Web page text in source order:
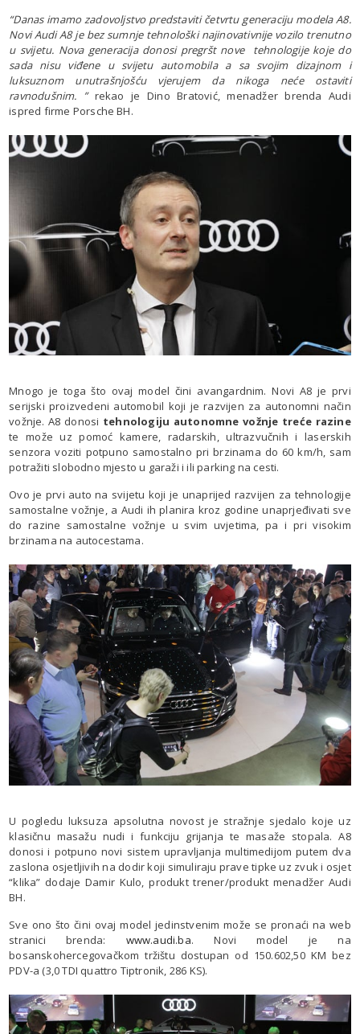
“Danas imamo zadovoljstvo predstaviti četvrtu generaciju modela A8.
Novi Audi A8 je bez sumnje tehnološki najinovativnije vozilo trenutno
u svijetu. Nova generacija donosi pregršt nove tehnologije koje do
sada nisu viđene u svijetu automobila a sa svojim dizajnom i
luksuznom unutrašnjošću vjerujem da nikoga neće ostaviti
ravnodušnim. ”rekao je Dino Bratović, menadžer brenda Audi
ispred firme Porsche BH.
Mnogo je toga što ovaj model čini avangardnim. Novi A8 je prvi
serijski proizvedeni automobil koji je razvijen za autonomni način
vožnje. A8 donosi tehnologiju autonomne vožnje treće razine
te može uz pomoć kamere, radarskih, ultrazvučnih i laserskih
senzora voziti potpuno samostalno pri brzinama do 60 km/h, sam
potražiti slobodno mjesto u garaži i ili parking na cesti.
Ovo je prvi auto na svijetu koji je unaprijed razvijen za tehnologije
samostalne vožnje, a Audi ih planira kroz godine unaprjeđivati sve
do razine samostalne vožnje u svim uvjetima, pa i pri visokim
brzinama na autocestama.
U pogledu luksuza apsolutna novost je stražnje sjedalo koje uz
klasičnu masažu nudi i funkciju grijanja te masaže stopala. A8
donosi i potpuno novi sistem upravljanja multimedijom putem dva
zaslona osjetljivih na dodir koji simuliraju prave tipke uz zvuk i osjet
“klika” dodaje Damir Kulo, produkt trener/produkt menadžer Audi
BH.
Sve ono što čini ovaj model jedinstvenim može se pronaći na web
stranici brenda: www.audi.ba. Novi model je na
bosanskohercegovačkom tržištu dostupan od 150.602,50 KM bez
PDV-a (3,0 TDI quattro Tiptronik, 286 KS).